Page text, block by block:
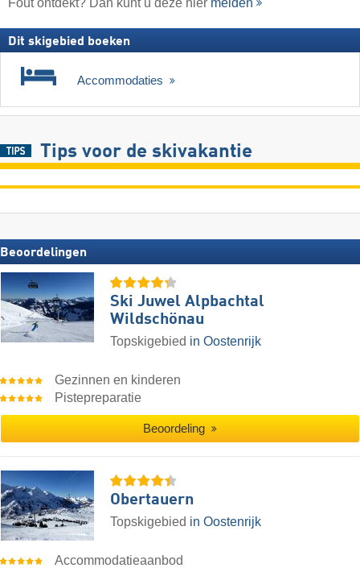
Fout ontdekt? Dan kunt u deze hier melden
Dit skigebied boeken
Accommodaties
Tips voor de skivakantie
Beoordelingen
Ski Juwel Alpbachtal
Wildschönau
Topskigebied in Oostenrijk
Gezinnen en kinderen
Pistepreparatie
Beoordeling
Obertauern
Topskigebied in Oostenrijk
Accommodatieaanbod